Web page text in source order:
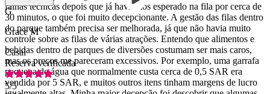
falhas técnicas depois que já havíamos esperado na fila por cerca de
30 minutos, o que foi muito decepcionante. A gestão das filas dentro
do parque também precisa ser melhorada, já que não havia muito
controle sobre as filas de várias atrações. Entendo que alimentos e
bebidas dentro de parques de diversões costumam ser mais caros,
mas os preços me pareceram excessivos. Por exemplo, uma garrafa
pequena de água que normalmente custa cerca de 0,5 SAR era
vendida por 5 SAR, e muitos outros itens tinham margens de lucro
G
Grace M
Casal
Reserva verificada
5/5